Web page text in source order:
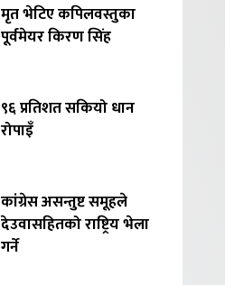
मृत भेटिए कपिलवस्तुका
पूर्वमेयर किरण सिंह
९६ प्रतिशत सकियो धान
रोपाइँ
कांग्रेस असन्तुष्ट समूहले
देउवासहितको राष्ट्रिय भेला
गर्ने